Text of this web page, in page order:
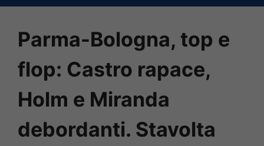
Parma-Bologna, top e
flop: Castro rapace,
Holm e Miranda
debordanti. Stavolta